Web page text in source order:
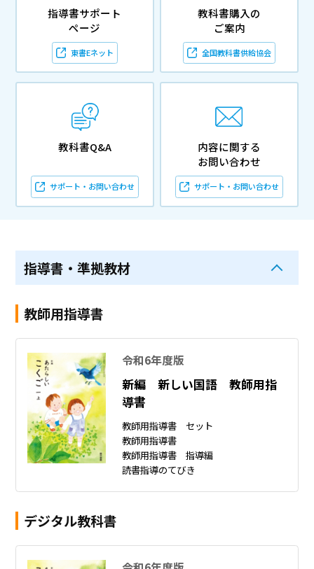
指導書サポート
ページ
東書Eネット
教科書購入の
ご案内
全国教科書供給協会
教科書Q&A
サポート・お問い合わせ
内容に関する
お問い合わせ
サポート・お問い合わせ
指導書・準拠教材
教師用指導書
令和6年度版
新編 新しい国語 教師用指
導書
教師用指導書 セット
教師用指導書
教師用指導書 指導編
読書指導のてびき
デジタル教科書